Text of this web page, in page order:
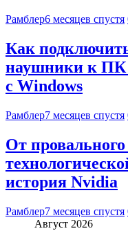
Рамблер6 месяцев спустя
Как
наушники к ПК
с Windows
Рамблер7 месяцев спустя
От
история Nvidia
Рамблер7 месяцев спустя
Август 2026